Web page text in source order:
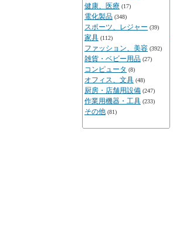
健康、医療 (17)
電化製品 (348)
スポーツ、レジャー (39)
家具 (112)
ファッション、美容 (392)
雑貨・ベビー用品 (27)
コンピュータ (8)
オフィス、文具 (48)
厨房・店舗用設備 (247)
作業用機器・工具 (233)
その他 (81)